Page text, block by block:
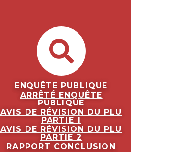
ENQUÊTE PUBLIQUE
ARRÊTÉ ENQUÊTE
PUBLIQUE
AVIS DE RÉVISION DU PLU
PARTIE 1
AVIS DE RÉVISION DU PLU
PARTIE 2
RAPPORT CONCLUSION